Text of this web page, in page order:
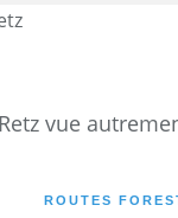
ROUTES